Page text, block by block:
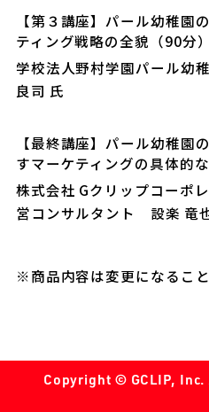
【第３講座】パール幼稚園
ティング戦略の全貌（90分）
学校法人野村学園パール
良司 氏
【最終講座】パール幼稚園
すマーケティングの具体的
株式会社 Gクリップコーポ
営コンサルタント 設楽 竜
※商品内容は変更になること
Copyright © GCLIP,